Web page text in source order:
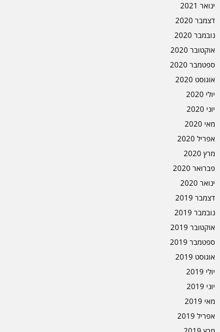
ינואר 2021
דצמבר 2020
נובמבר 2020
אוקטובר 2020
ספטמבר 2020
אוגוסט 2020
יולי 2020
יוני 2020
מאי 2020
אפריל 2020
מרץ 2020
פברואר 2020
ינואר 2020
דצמבר 2019
נובמבר 2019
אוקטובר 2019
ספטמבר 2019
אוגוסט 2019
יולי 2019
יוני 2019
מאי 2019
אפריל 2019